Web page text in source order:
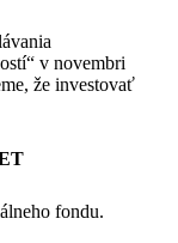
v novembri
že investovať
fondu.